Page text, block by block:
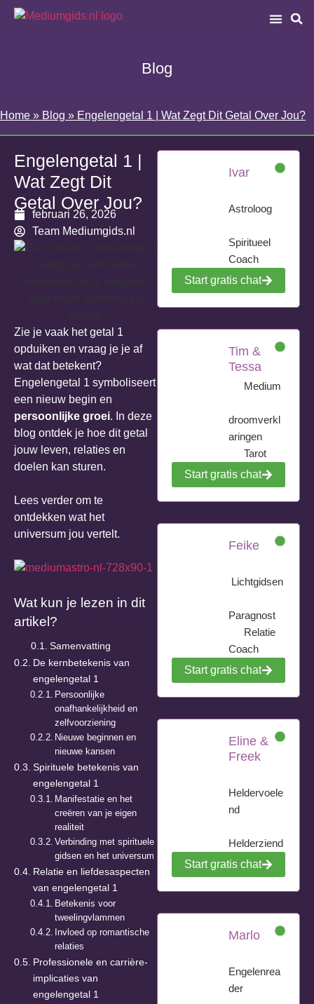
Blog
Home » Blog » Engelengetal 1 | Wat Zegt Dit Getal Over Jou?
Engelengetal 1 |
Wat Zegt Dit
Getal Over Jou?
februari 26, 2026
Team Mediumgids.nl
Zie je vaak het getal 1
opduiken en vraag je je af
wat dat betekent?
Engelengetal 1 symboliseert
een nieuw begin en
persoonlijke groei. In deze
blog ontdek je hoe dit getal
jouw leven, relaties en
doelen kan sturen.
Lees verder om te
ontdekken wat het
universum jou vertelt.
Wat kun je lezen in dit
artikel?
Samenvatting
De kernbetekenis van
engelengetal 1
Persoonlijke
onafhankelijkheid en
zelfvoorziening
Nieuwe beginnen en
nieuwe kansen
Spirituele betekenis van
engelengetal 1
Manifestatie en het
creëren van je eigen
realiteit
Verbinding met spirituele
gidsen en het universum
Relatie en liefdesaspecten
van engelengetal 1
Betekenis voor
tweelingvlammen
Invloed op romantische
relaties
Professionele en carrière-
implicaties van
engelengetal 1
Ivar
Astroloog
Spiritueel
Coach
Start gratis chat
Tim &
Tessa
Medium
droomverkl
aringen
Tarot
Start gratis chat
Feike
Lichtgidsen
Paragnost
Relatie
Coach
Start gratis chat
Eline &
Freek
Heldervoele
nd
Helderziend
Start gratis chat
Marlo
Engelenrea
der